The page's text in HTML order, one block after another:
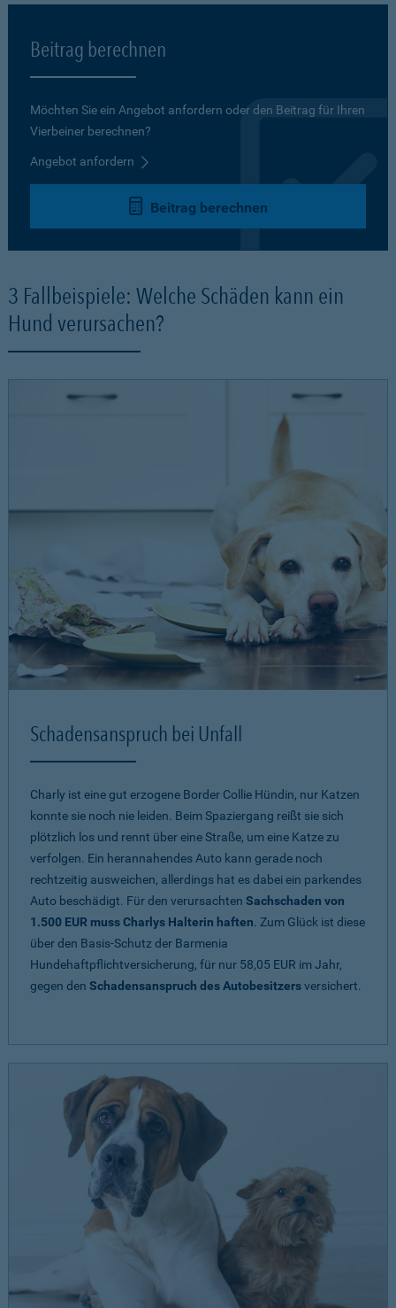
Beitrag berechnen
Möchten Sie ein Angebot anfordern oder den Beitrag für Ihren
Vierbeiner berechnen?
Angebot anfordern
Beitrag berechnen
3 Fallbeispiele: Welche Schäden kann ein
Hund verursachen?
Schadensanspruch bei Unfall
Charly ist eine gut erzogene Border Collie Hündin, nur Katzen
konnte sie noch nie leiden. Beim Spaziergang reißt sie sich
plötzlich los und rennt über eine Straße, um eine Katze zu
verfolgen. Ein herannahendes Auto kann gerade noch
rechtzeitig ausweichen, allerdings hat es dabei ein parkendes
Auto beschädigt. Für den verursachten Sachschaden von
1.500 EUR muss Charlys Halterin haften. Zum Glück ist diese
über den Basis-Schutz der Barmenia
Hundehaftpflichtversicherung, für nur 58,05 EUR im Jahr,
gegen den Schadensanspruch des Autobesitzersversichert.